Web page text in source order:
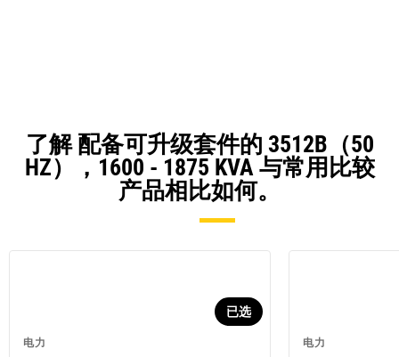
了解 配备可升级套件的 3512B（50
HZ），1600 - 1875 KVA 与常用比较
产品相比如何。
电力
已选
电力